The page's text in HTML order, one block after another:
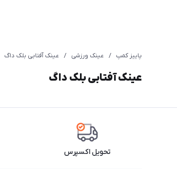
پاییز کمپ / عینک ورزشی / عینک آفتابی بلک داگ
عینک آفتابی بلک داگ
تحویل اکسپرس